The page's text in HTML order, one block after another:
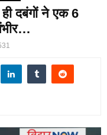
दबंगों ने एक 6